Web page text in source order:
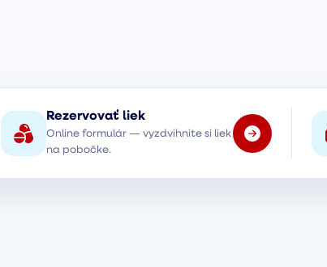
Rezervovať liek
Online formulár — vyzdvihnite si liek
na pobočke.